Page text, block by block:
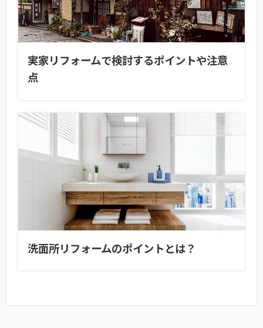
実家リフォームで検討するポイントや注意
点
洗面所リフォームのポイントとは？